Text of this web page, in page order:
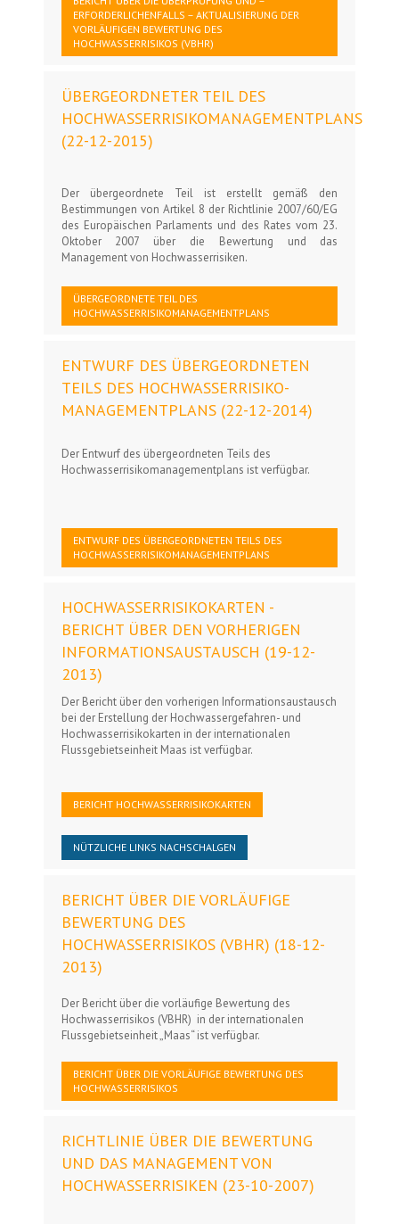
ERFORDERLICHENFALLS – AKTUALISIERUNG DER
VORLÄUFIGEN BEWERTUNG DES
HOCHWASSERRISIKOS (VBHR)
ÜBERGEORDNETER TEIL DES
HOCHWASSERRISIKOMANAGEMENTPLANS
(22-12-2015)
Der übergeordnete Teil ist erstellt gemäß den
Bestimmungen von Artikel 8 der Richtlinie 2007/60/EG
des Europäischen Parlaments und des Rates vom 23.
Oktober 2007 über die Bewertung und das
Management von Hochwasserrisiken.
ÜBERGEORDNETE TEIL DES
HOCHWASSERRISIKOMANAGEMENTPLANS
ENTWURF DES ÜBERGEORDNETEN
TEILS DES HOCHWASSERRISIKO-
MANAGEMENTPLANS (22-12-2014)
Der Entwurf des übergeordneten Teils des
Hochwasserrisikomanagementplans ist verfügbar.
ENTWURF DES ÜBERGEORDNETEN TEILS DES
HOCHWASSERRISIKOMANAGEMENTPLANS
HOCHWASSERRISIKOKARTEN -
BERICHT ÜBER DEN VORHERIGEN
INFORMATIONSAUSTAUSCH (19-12-
2013)
Der Bericht über den vorherigen Informationsaustausch
bei der Erstellung der Hochwassergefahren- und
Hochwasserrisikokarten in der internationalen
Flussgebietseinheit Maas ist verfügbar.
BERICHT HOCHWASSERRISIKOKARTEN
NÜTZLICHE LINKS NACHSCHALGEN
BERICHT ÜBER DIE VORLÄUFIGE
BEWERTUNG DES
HOCHWASSERRISIKOS (VBHR) (18-12-
2013)
Der Bericht über die vorläufige Bewertung des
Hochwasserrisikos (VBHR) in der internationalen
Flussgebietseinheit „Maas“ ist verfügbar.
BERICHT ÜBER DIE VORLÄUFIGE BEWERTUNG DES
HOCHWASSERRISIKOS
RICHTLINIE ÜBER DIE BEWERTUNG
UND DAS MANAGEMENT VON
HOCHWASSERRISIKEN (23-10-2007)